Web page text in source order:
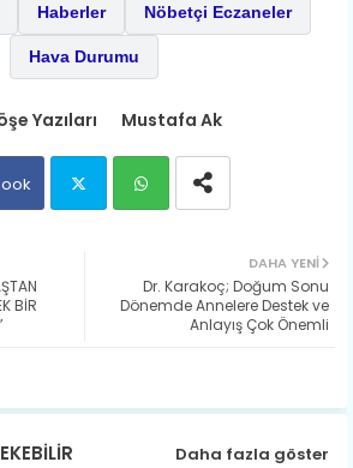
Haberler Nöbetçi Eczaneler
Hava Durumu
Yazıları Mustafa Ak
ats
DAHA YENI
Dr. Karakoç; Doğum Sonu
Dönemde Annelere Destek ve
Anlayış Çok Önemli
BİR
Daha fazla göster